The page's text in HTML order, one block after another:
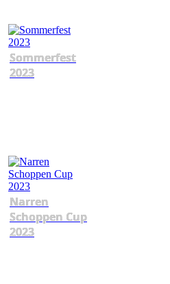
Sommerfest
2023
Narren
Schoppen Cup
2023